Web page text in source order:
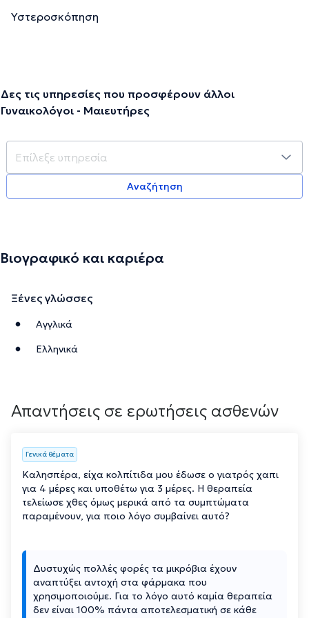
Υστεροσκόπηση
Δες τις υπηρεσίες που προσφέρουν άλλοι
Γυναικολόγοι - Μαιευτήρες
Αναζήτηση
Βιογραφικό και καριέρα
Ξένες γλώσσες
Αγγλικά
Ελληνικά
Απαντήσεις σε ερωτήσεις ασθενών
Γενικά θέματα
Καλησπέρα, είχα κολπίτιδα μου έδωσε ο γιατρός χαπι
για 4 μέρες και υποθέτω για 3 μέρες. Η θεραπεία
τελείωσε χθες όμως μερικά από τα συμπτώματα
παραμένουν, για ποιο λόγο συμβαίνει αυτό?
Δυστυχώς πολλές φορές τα μικρόβια έχουν
αναπτύξει αντοχή στα φάρμακα που
χρησιμοποιούμε. Για το λόγο αυτό καμία θεραπεία
δεν είναι 100% πάντα αποτελεσματική σε κάθε